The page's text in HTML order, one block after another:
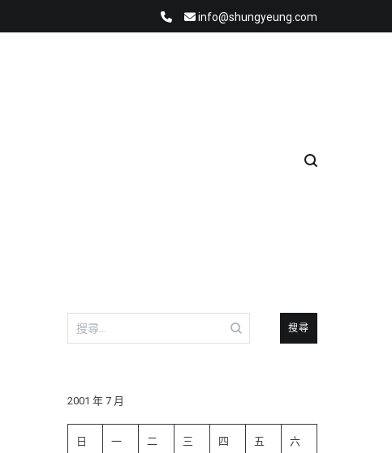
info@shungyeung.com
搜
尋
字:
2001 年 7 月
日 一 二 三 四 五 六